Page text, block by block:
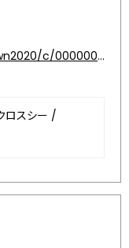
https://item.rakuten.co.jp/watchtown2020/c/0000000206/
ロスシー /